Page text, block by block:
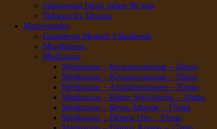
Själssamtal första mötet 90 min
Tidigare liv Distans
Medvetandet
Grunderna Mentalt Välmående
Mindfulness
Meditation
Meditation – Kroppsscanning – 20min
Meditation – Kroppsscanning – 35min
Meditation – Attraktionslagen – 30min
Meditation – Bättre Självkänsla – 10min
Meditation – Bryta Ältande – 17min
Meditation – Dämpa Oro – 15min